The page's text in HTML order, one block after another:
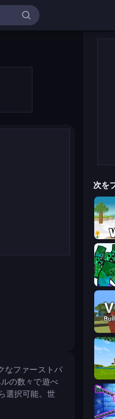
なファーストパ
の数々で遊べ
選択可能。世
次を
Mine